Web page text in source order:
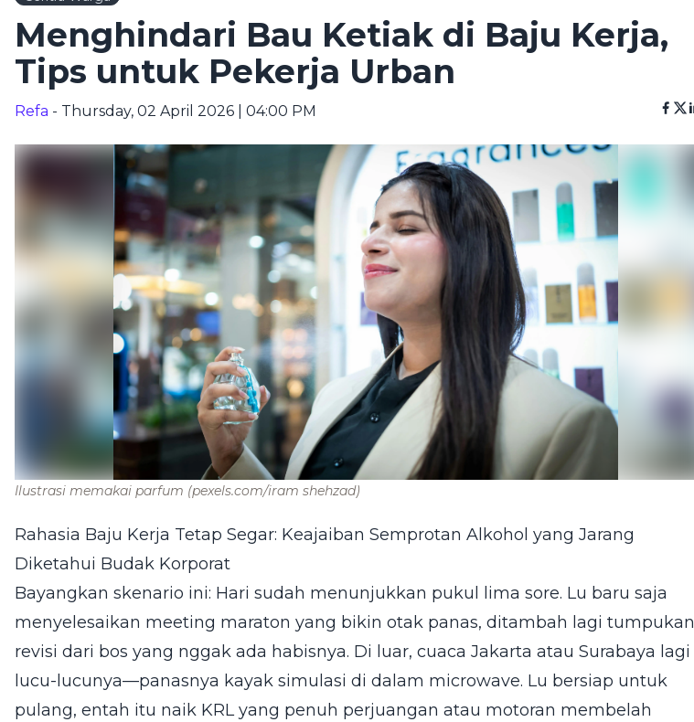
Menghindari Bau Ketiak di Baju Kerja,
Tips untuk Pekerja Urban
Refa - Thursday, 02 April 2026 | 04:00 PM
Ilustrasi memakai parfum (pexels.com/iram shehzad)
Rahasia Baju Kerja Tetap Segar: Keajaiban Semprotan Alkohol yang Jarang
Diketahui Budak Korporat
Bayangkan skenario ini: Hari sudah menunjukkan pukul lima sore. Lu baru saja
menyelesaikan meeting maraton yang bikin otak panas, ditambah lagi tumpukan
revisi dari bos yang nggak ada habisnya. Di luar, cuaca Jakarta atau Surabaya lagi
lucu-lucunya—panasnya kayak simulasi di dalam microwave. Lu bersiap untuk
pulang, entah itu naik KRL yang penuh perjuangan atau motoran membelah